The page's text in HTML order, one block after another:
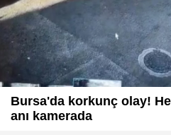
Bursa'da korkunç olay!
anı kamerada